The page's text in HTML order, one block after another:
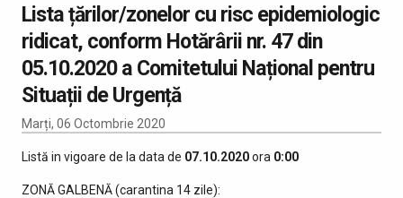
Lista țărilor/zonelor cu risc epidemiologic
ridicat, conform Hotărârii nr. 47 din
05.10.2020 a Comitetului Național pentru
Situații de Urgență
Marți, 06 Octombrie 2020
Listă in vigoare de la data de 07.10.2020ora 0:00
ZONĂ GALBENĂ (carantina 14 zile):